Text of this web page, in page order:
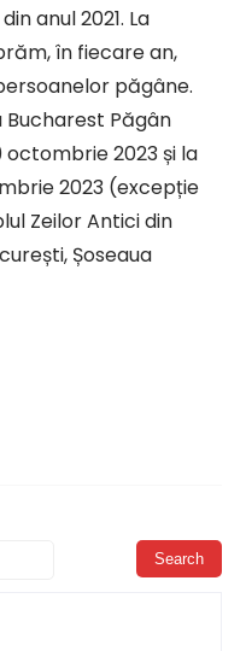
anul 2021. La
în fiecare an,
păgâne.
Păgân
octombrie 2023 și la
2023 (excepție
Zeilor Antici din
Șoseaua